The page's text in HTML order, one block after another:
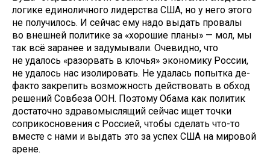
логике единоличного лидерства США, но у него этого
не получилось. И сейчас ему надо выдать провалы
во внешней политике за «хорошие планы» — мол, мы
так всё заранее и задумывали. Очевидно, что
не удалось «разорвать в клочья» экономику России,
не удалось нас изолировать. Не удалась попытка де-
факто закрепить возможность действовать в обход
решений Совбеза ООН. Поэтому Обама как политик
достаточно здравомыслящий сейчас ищет точки
соприкосновения с Россией, чтобы сделать что-то
вместе с нами и выдать это за успех США на мировой
арене.